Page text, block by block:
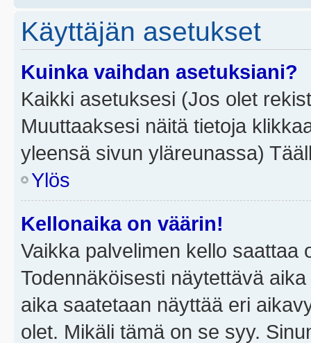
Käyttäjän asetukset
Kuinka vaihdan asetuksiani?
Kaikki asetuksesi (Jos olet
Muuttaaksesi näitä tietoja
yleensä sivun yläreunassa)
Ylös
Kellonaika on väärin!
Vaikka palvelimen kello saattaa
Todennäköisesti näytettävä
aika saatetaan näyttää eri
olet. Mikäli tämä on se syy.